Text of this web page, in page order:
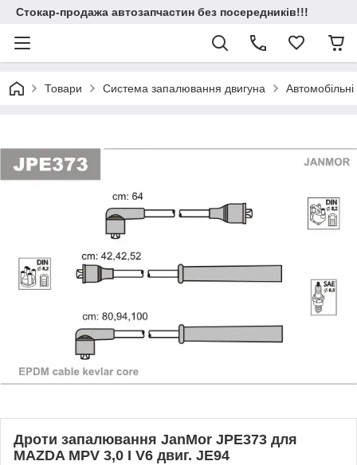
Стокар-продажа автозапчастин без посередників!!!
Товари Система запалювання двигуна
Дроти запалювання JanMor JPE373 для
MAZDA MPV 3,0 I V6 двиг. JE94